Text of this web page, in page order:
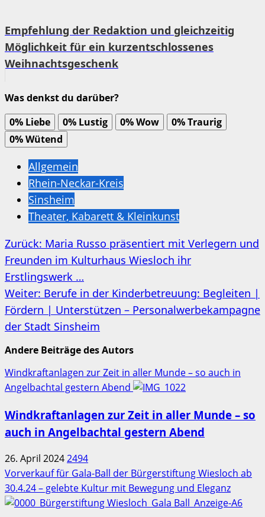
Empfehlung der Redaktion und gleichzeitig
Möglichkeit für ein kurzentschlossenes
Weihnachtsgeschenk
Was denkst du darüber?
0% Liebe 0% Lustig 0%Wow 0%Traurig
0%Wütend
Allgemein
Rhein-Neckar-Kreis
Sinsheim
Theater, Kabarett & Kleinkunst
Beitragsnavigation
Zurück: Maria Russo präsentiert mit Verlegern und
Freunden im Kulturhaus Wiesloch ihr
Erstlingswerk …
Weiter: Berufe in der Kinderbetreuung: Begleiten |
Fördern | Unterstützen – Personalwerbekampagne
der Stadt Sinsheim
Andere Beiträge des Autors
Windkraftanlagen zur Zeit in aller Munde – so auch in
Angelbachtal gestern Abend
Windkraftanlagen zur Zeit in aller Munde – so
auch in Angelbachtal gestern Abend
26. April 20242494
Vorverkauf für Gala-Ball der Bürgerstiftung Wiesloch ab
30.4.24 – gelebte Kultur mit Bewegung und Eleganz